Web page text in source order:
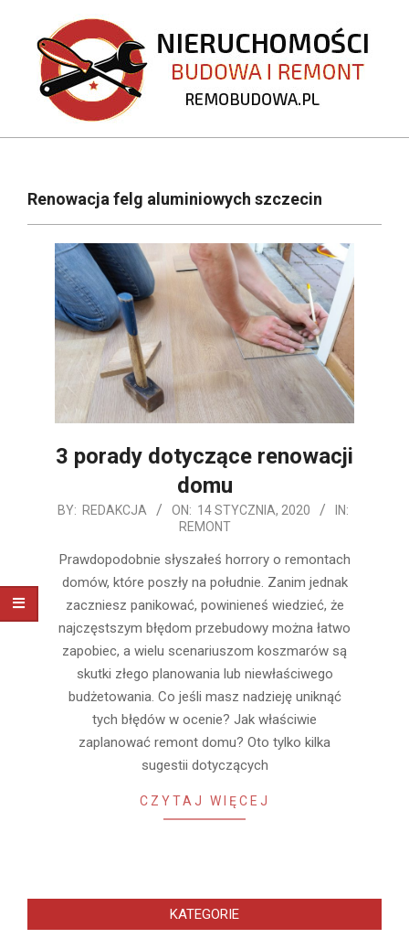
content
REMOBUDOWA.PL
NavigationRenowacja felg aluminiowych szczecin
3 porady dotyczące renowacji
domu
2020-
14
BY: REDAKCJA ON: 14 STYCZNIA, 2020
IN:
REMONT
Prawdopodobnie słyszałeś horrory o remontach
domów, które poszły na południe. Zanim jednak
zaczniesz panikować, powinieneś wiedzieć, że
najczęstszym błędom przebudowy można łatwo
zapobiec, a wielu scenariuszom koszmarów są
skutki złego planowania lub niewłaściwego
budżetowania. Co jeśli masz nadzieję uniknąć
tych błędów w ocenie? Jak właściwie
zaplanować remont domu? Oto tylko kilka
sugestii dotyczących
CZYTAJ WIĘCEJ
KATEGORIE